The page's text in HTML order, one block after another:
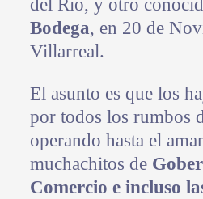
del Río, y otro
Bodega, en 20 de
Villarreal.
El asunto es que los
por todos los rumbos
operando hasta el
muchachitos de
Comercio e incluso